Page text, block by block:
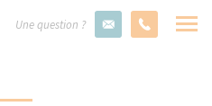
Une question ?